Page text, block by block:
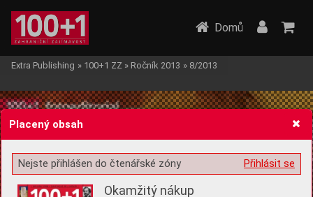
Žádost o souhlas s ukládáním volitelných informací
Domů
Extra Publishing » 100+1 ZZ » Ročník 2013 » 8/2013
Placený obsah
Přihlásit se
Nejste přihlášen do čtenářské zóny
Okamžitý nákup